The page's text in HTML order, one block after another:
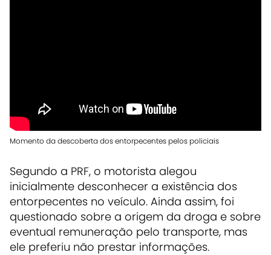
Momento da descoberta dos entorpecentes pelos policiais
Segundo a PRF, o motorista alegou
inicialmente desconhecer a existência dos
entorpecentes no veículo. Ainda assim, foi
questionado sobre a origem da droga e sobre
eventual remuneração pelo transporte, mas
ele preferiu não prestar informações.